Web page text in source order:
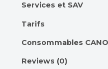
Services et SAV
Tarifs
Consommables
Reviews (0)